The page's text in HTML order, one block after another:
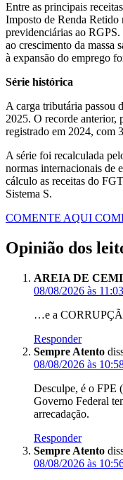
Entre as principais
Imposto de Renda
previdenciárias ao
ao crescimento da massa
à expansão do emprego
Série histórica
A carga tributária passou
2025. O recorde anterior,
registrado em 2024, com
A série foi recalculada
normas internacionais de
cálculo as receitas do
Sistema S.
COMENTE AQUI
Opinião dos
AREIA DE
08/08/2026 às 11:03
…e a
Responder
Sempre Atento
08/08/2026 às
Desculpe, é o FPE
Governo Federal
arrecadação.
Responder
Sempre Atento
08/08/2026 às